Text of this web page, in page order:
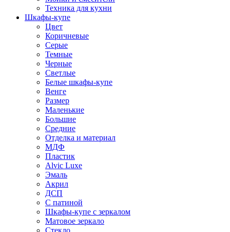
Техника для кухни
Шкафы-купе
Цвет
Коричневые
Серые
Темные
Черные
Светлые
Белые шкафы-купе
Венге
Размер
Маленькие
Большие
Средние
Отделка и материал
МДФ
Пластик
Alvic Luxe
Эмаль
Акрил
ДСП
С патиной
Шкафы-купе с зеркалом
Матовое зеркало
Стекло